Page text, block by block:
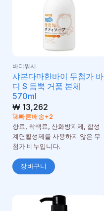
바디워시
샤본다마한바이 무첨가 바
디 S 듬뿍 거품 본체
570ml
₩13,262
🚀빠른배송+2
향료, 착색료, 산화방지제, 합성
계면활성제를 사용하지 않은 무
첨가 비누입니다.
장바구니